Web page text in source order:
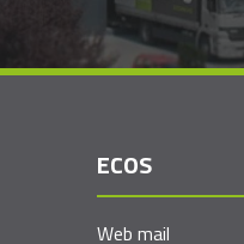
ECOS
Web mail